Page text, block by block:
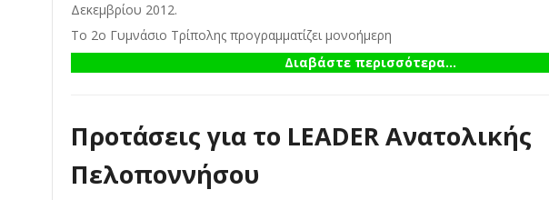
Δεκεμβρίου 2012.
Το 2ο Γυμνάσιο Τρίπολης προγραμματίζει μονοήμερη
Διαβάστε περισσότερα...
Προτάσεις για το LEADER Ανατολικής
Πελοποννήσου